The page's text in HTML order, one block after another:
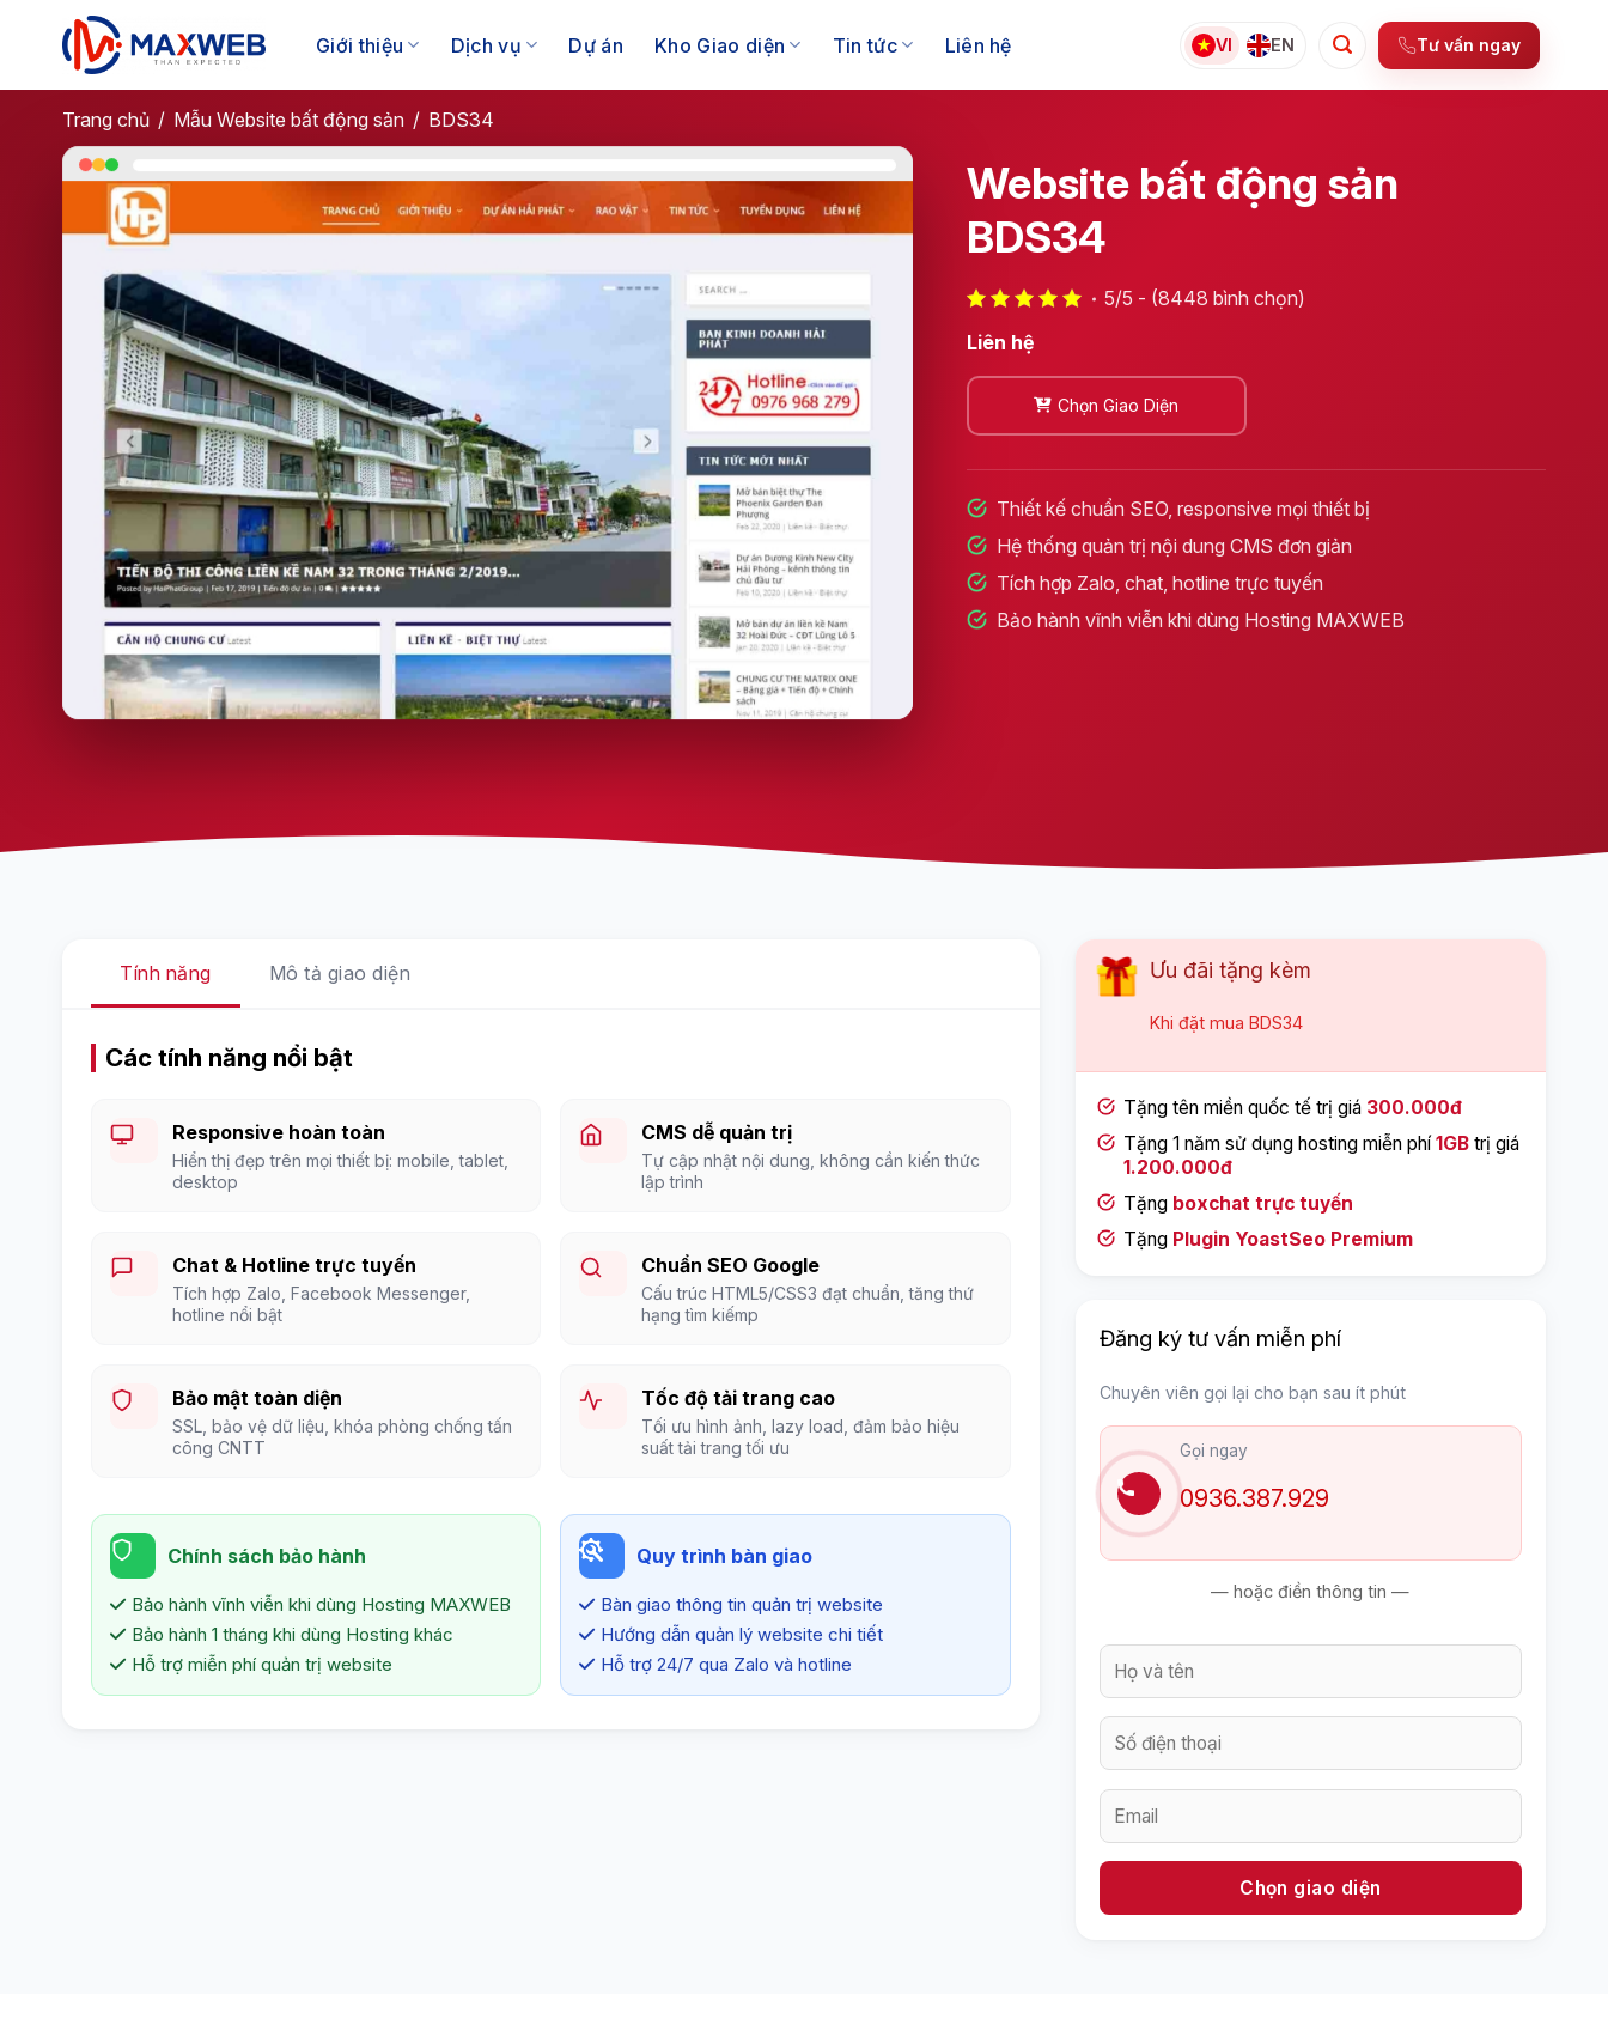
Giới thiệu Dịch vụ Dự án Kho Giao diện Tin tức Liên hệ VI EN Tư vấn ngay
Trang chủ / Mẫu Website bất động sản​ / BDS34
Website bất động sản
BDS34
5/5 - (8448 bình chọn)
Liên hệ
Chọn Giao Diện
Thiết kế chuẩn SEO, responsive mọi thiết bị
Hệ thống quản trị nội dung CMS đơn giản
Tích hợp Zalo, chat, hotline trực tuyến
Bảo hành vĩnh viễn khi dùng Hosting MAXWEB
Tính năng Mô tả giao diện
Các tính năng nổi bật
Responsive hoàn toàn
Hiển thị đẹp trên mọi thiết bị: mobile, tablet,
desktop
CMS dễ quản trị
Tự cập nhật nội dung, không cần kiến thức
lập trình
Chat & Hotline trực tuyến
Tích hợp Zalo, Facebook Messenger,
hotline nổi bật
Chuẩn SEO Google
Cấu trúc HTML5/CSS3 đạt chuẩn, tăng thứ
hạng tìm kiếmp
Bảo mật toàn diện
SSL, bảo vệ dữ liệu, khóa phòng chống tấn
công CNTT
Tốc độ tải trang cao
Tối ưu hình ảnh, lazy load, đảm bảo hiệu
suất tải trang tối ưu
Chính sách bảo hành
Bảo hành vĩnh viễn khi dùng Hosting MAXWEB
Bảo hành 1 tháng khi dùng Hosting khác
Hỗ trợ miễn phí quản trị website
Quy trình bàn giao
Bàn giao thông tin quản trị website
Hướng dẫn quản lý website chi tiết
Hỗ trợ 24/7 qua Zalo và hotline
Ưu đãi tặng kèm
Khi đặt mua BDS34
Tặng tên miền quốc tế trị giá 300.000đ
Tặng 1 năm sử dụng hosting miễn phí1GBtrị giá
1.200.000đ
Tặng boxchat trực tuyến
Tặng Plugin YoastSeo Premium
Đăng ký tư vấn miễn phí
Chuyên viên gọi lại cho bạn sau ít phút
Gọi ngay
0936.387.929
— hoặc điền thông tin —